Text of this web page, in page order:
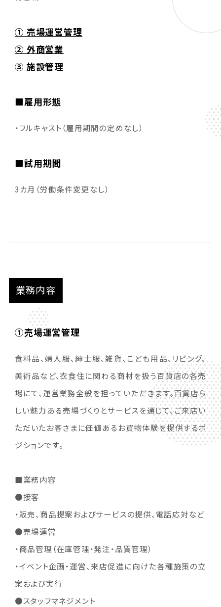
① 売場運営管理
② 外商営業
③ 施設管理
■雇用形態
・フルキャスト（雇用期間の定めなし）
■試用期間
3カ月（労働条件変更なし）
業務内容
①売場運営管理
食料品、婦人服、紳士服、雑貨、こども用品、リビング、
美術品など、衣食住に関わる商材を扱う百貨店の各売
場にて、運営業務全般を担っていただきます。百貨店ら
しい魅力ある売場づくりとサービスを通じて、ご来店い
ただいたお客さまに価値あるお買物体験を提供するポ
ジションです。
■業務内容
●接客
・販売、商品提案およびサービスの提供、電話応対など
●売場運営
・商品管理（在庫管理・発注・品質管理）
・イベント企画・運営、来店促進に向けた各種施策の立
案および実行
●スタッフマネジメント